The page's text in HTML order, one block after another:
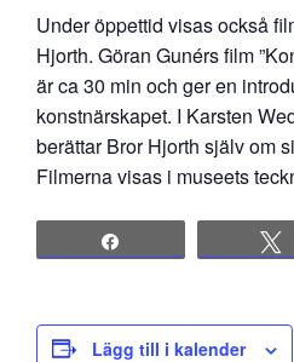
Under öppettid visas också
Hjorth. Göran Gunérs film
är ca 30 min och ger en
konstnärskapet. I Karsten
berättar Bror Hjorth själv om
Filmerna visas i museets
Lägg till i kalender